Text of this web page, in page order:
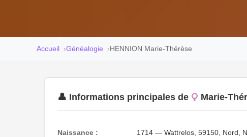
Accueil Généalogie HENNION Marie-Thérèse
👤 Informations principales de Marie-
Naissance : 1714 — Wattrelos, 59150, Nord,